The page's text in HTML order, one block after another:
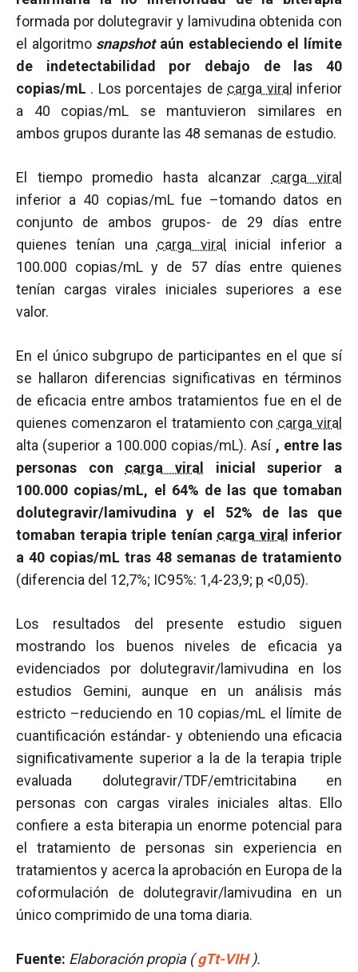
formada por dolutegravir y lamivudina obtenida con
el algoritmo snapshotaún estableciendo el límite
de indetectabilidad por debajo de las 40
copias/mL . Los porcentajes de carga viral inferior
a 40 copias/mL se mantuvieron similares en
ambos grupos durante las 48 semanas de estudio.
El tiempo promedio hasta alcanzar carga viral
inferior a 40 copias/mL fue –tomando datos en
conjunto de ambos grupos- de 29 días entre
quienes tenían una carga viral
inicial inferior a
100.000 copias/mL y de 57 días entre quienes
tenían cargas virales iniciales superiores a ese
valor.
En el único subgrupo de participantes en el que sí
se hallaron diferencias significativas en términos
de eficacia entre ambos tratamientos fue en el de
quienes comenzaron el tratamiento con carga viral
alta (superior a 100.000 copias/mL). Así , entre las
personas con carga viral
inicial superior a
100.000 copias/mL, el 64% de las que tomaban
dolutegravir/lamivudina y el 52% de las que
tomaban terapia triple tenían carga viral inferior
a 40 copias/mL tras 48 semanas de tratamiento
(diferencia del 12,7%; IC95%: 1,4-23,9; p <0,05).
Los resultados del presente estudio siguen
mostrando los buenos niveles de eficacia ya
evidenciados por dolutegravir/lamivudina en los
estudios Gemini, aunque en un análisis más
estricto –reduciendo en 10 copias/mL el límite de
cuantificación estándar- y obteniendo una eficacia
significativamente superior a la de la terapia triple
evaluada dolutegravir/TDF/emtricitabina en
personas con cargas virales iniciales altas. Ello
confiere a esta biterapia un enorme potencial para
el tratamiento de personas sin experiencia en
tratamientos y acerca la aprobación en Europa de la
coformulación de dolutegravir/lamivudina en un
único comprimido de una toma diaria.
Fuente: Elaboración propia ( gTt-VIH ).